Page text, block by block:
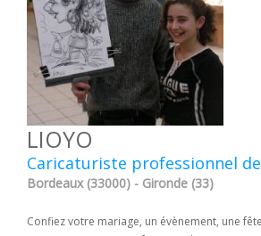
LIOYO
Caricaturiste professionnel
Bordeaux (33000) - Gironde (33)
Confiez votre mariage, un évènement, une